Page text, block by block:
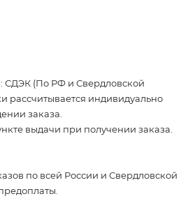
СДЭК (По РФ и Свердловской
рассчитывается индивидуально
заказа.
выдачи при получении заказа.
по всей России и Свердловской